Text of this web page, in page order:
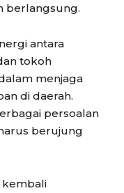
berlangsung.
antara
tokoh
menjaga
di daerah.
persoalan
berujung
kembali